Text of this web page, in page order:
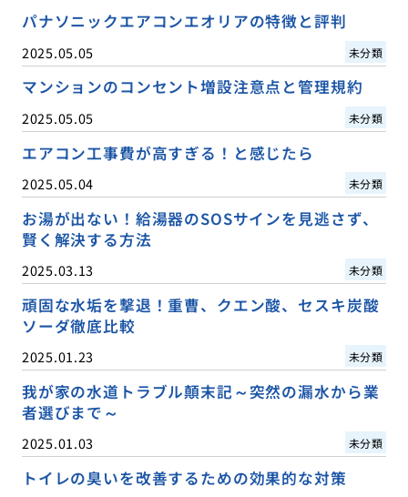
パナソニックエアコンエオリアの特徴と評判
2025.05.05 未分類
マンションのコンセント増設注意点と管理規約
2025.05.05 未分類
エアコン工事費が高すぎる！と感じたら
2025.05.04 未分類
お湯が出ない！給湯器のSOSサインを見逃さず、
賢く解決する方法
2025.03.13 未分類
頑固な水垢を撃退！重曹、クエン酸、セスキ炭酸
ソーダ徹底比較
2025.01.23 未分類
我が家の水道トラブル顛末記～突然の漏水から業
者選びまで～
2025.01.03 未分類
トイレの臭いを改善するための効果的な対策